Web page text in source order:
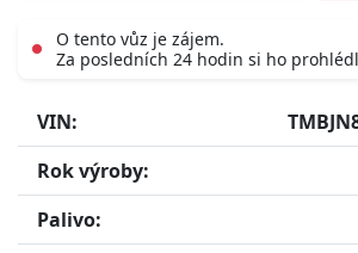
Live
O tento vůz je zájem.
Za posledních 24 hodin si ho
VIN:
Rok výroby:
Palivo: